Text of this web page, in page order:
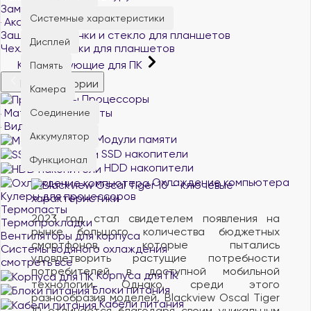
Замки для ноутбуков
Аксессуары для планшетов
Защитные пленки и стекло для планшетов
Чехлы и обложки для планшетов
Комплектующие для ПК
Все категории
Процессоры
Материнские платы
Видеокарты
Модули памяти
SSD накопители
HDD накопители
Охлаждение компьютера
Кулеры для процессоров
Термопасты
Термопрокладки
Вентиляторы для корпуса
Системы водяного охлаждения
смотреть все
Корпуса для ПК
Блоки питания
Кабели питания
Системные характеристики
Дисплей
Память
Камера
Соединение
Аккумулятор
Функционал
2023 год стал свидетелем появления на
рынке большого количества бюджетных
смартфонов, которые пытались
удовлетворить растущие потребности
потребителей в доступной мобильной
технологии. Однако, среди этого
разнообразия моделей, Blackview Oscal Tiger